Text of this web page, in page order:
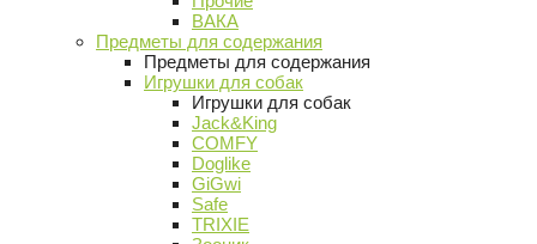
ВАКА
Предметы для содержания
Предметы для содержания
Игрушки для собак
Игрушки для собак
Jack&King
COMFY
Doglike
GiGwi
Safe
TRIXIE